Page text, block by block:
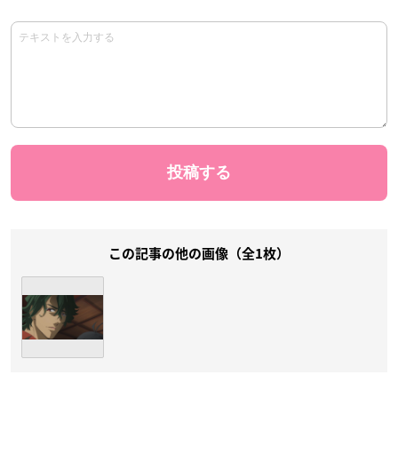
この記事の他の画像（全1枚）